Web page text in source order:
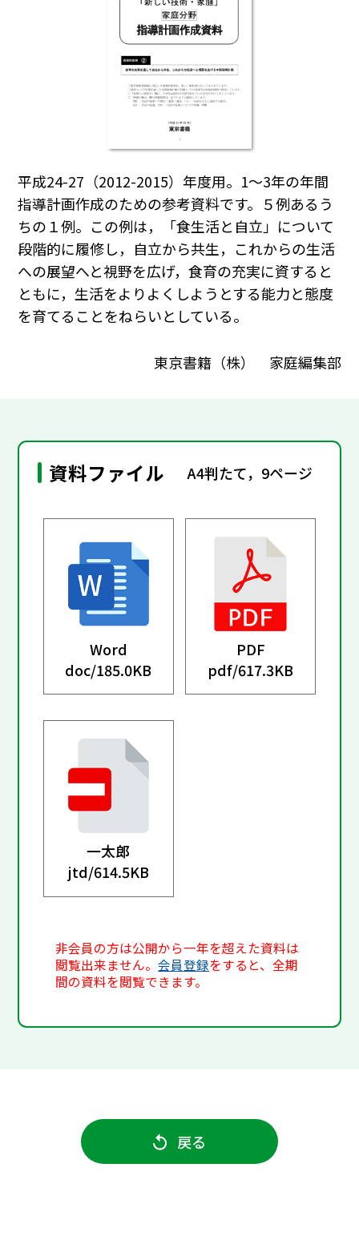
平成24-27（2012-2015）年度用。1～3年の年間
指導計画作成のための参考資料です。５例あるう
ちの１例。この例は，「食生活と自立」について
段階的に履修し，自立から共生，これからの生活
への展望へと視野を広げ，食育の充実に資すると
ともに，生活をよりよくしようとする能力と態度
を育てることをねらいとしている。
東京書籍（株） 家庭編集部
資料ファイル A4判たて，9ページ
Word
doc/185.0KB
PDF
pdf/617.3KB
一太郎
jtd/614.5KB
非会員の方は公開から一年を超えた資料は
閲覧出来ません。会員登録をすると、全期
間の資料を閲覧できます。
戻る